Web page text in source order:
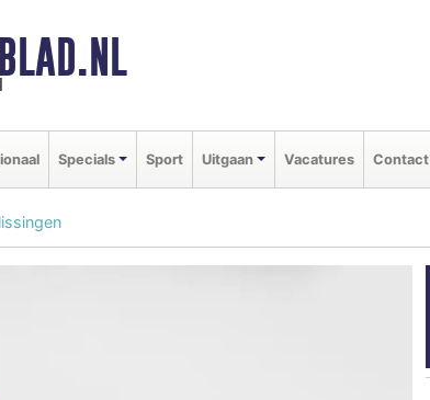
Specials Sport Uitgaan Vacatures Contact